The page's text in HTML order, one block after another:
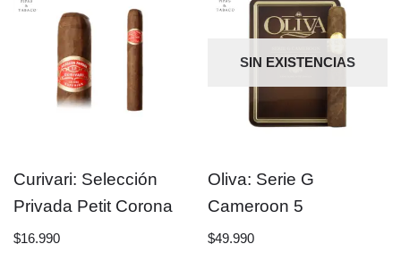
Curivari: Selección
Privada Petit Corona
$16.990
SIN EXISTENCIAS
Oliva: Serie G
Cameroon 5
$49.990